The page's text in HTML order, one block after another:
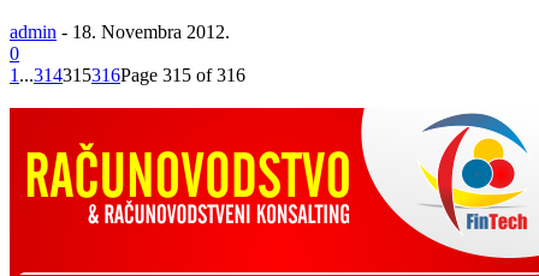
admin - 18. Novembra 2012.
0
1 ...314315316Page 315 of 316